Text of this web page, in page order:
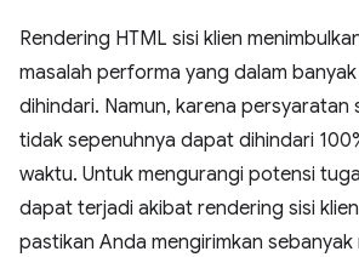
Rendering HTML sisi klien
masalah performa yang dalam
dihindari. Namun, karena persyaratan
tidak sepenuhnya dapat dihindari
waktu. Untuk mengurangi potensi
dapat terjadi akibat rendering sisi
pastikan Anda mengirimkan sebanyak